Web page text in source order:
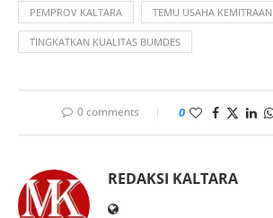
PEMPROV KALTARA TEMU USAHA KEMITRAAN
TINGKATKAN KUALITAS BUMDES
0 comments 0
REDAKSI KALTARA